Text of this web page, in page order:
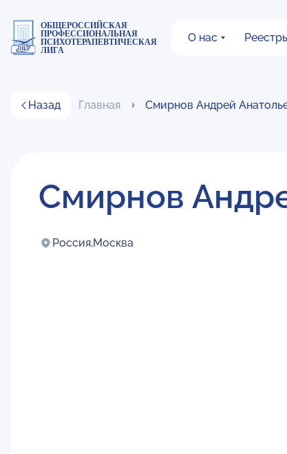
ОБЩЕРОССИЙСКАЯ
ПРОФЕССИОНАЛЬНАЯ
ПСИХОТЕРАПЕВТИЧЕСКАЯ
ЛИГА
О нас
Назад Главная Смирнов Андрей
Смирнов
Россия,Москва